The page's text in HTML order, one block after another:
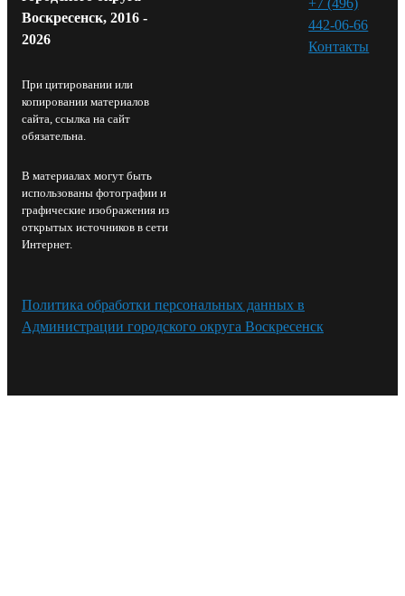
Воскресенск, 2016 -
2026
При цитировании или
копировании материалов
сайта, ссылка на сайт
обязательна.
В материалах могут быть
использованы фотографии и
графические изображения из
открытых источников в сети
Интернет.
442-06-66
Контакты⁠
Политика обработки персональных данных в
Администрации городского округа Воскресенск